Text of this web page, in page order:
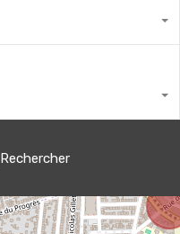
Rechercher